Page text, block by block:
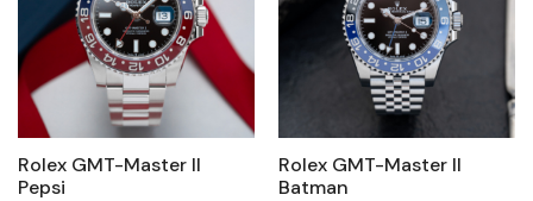
Rolex GMT-Master II
Pepsi
Rolex GMT-Master II
Batman